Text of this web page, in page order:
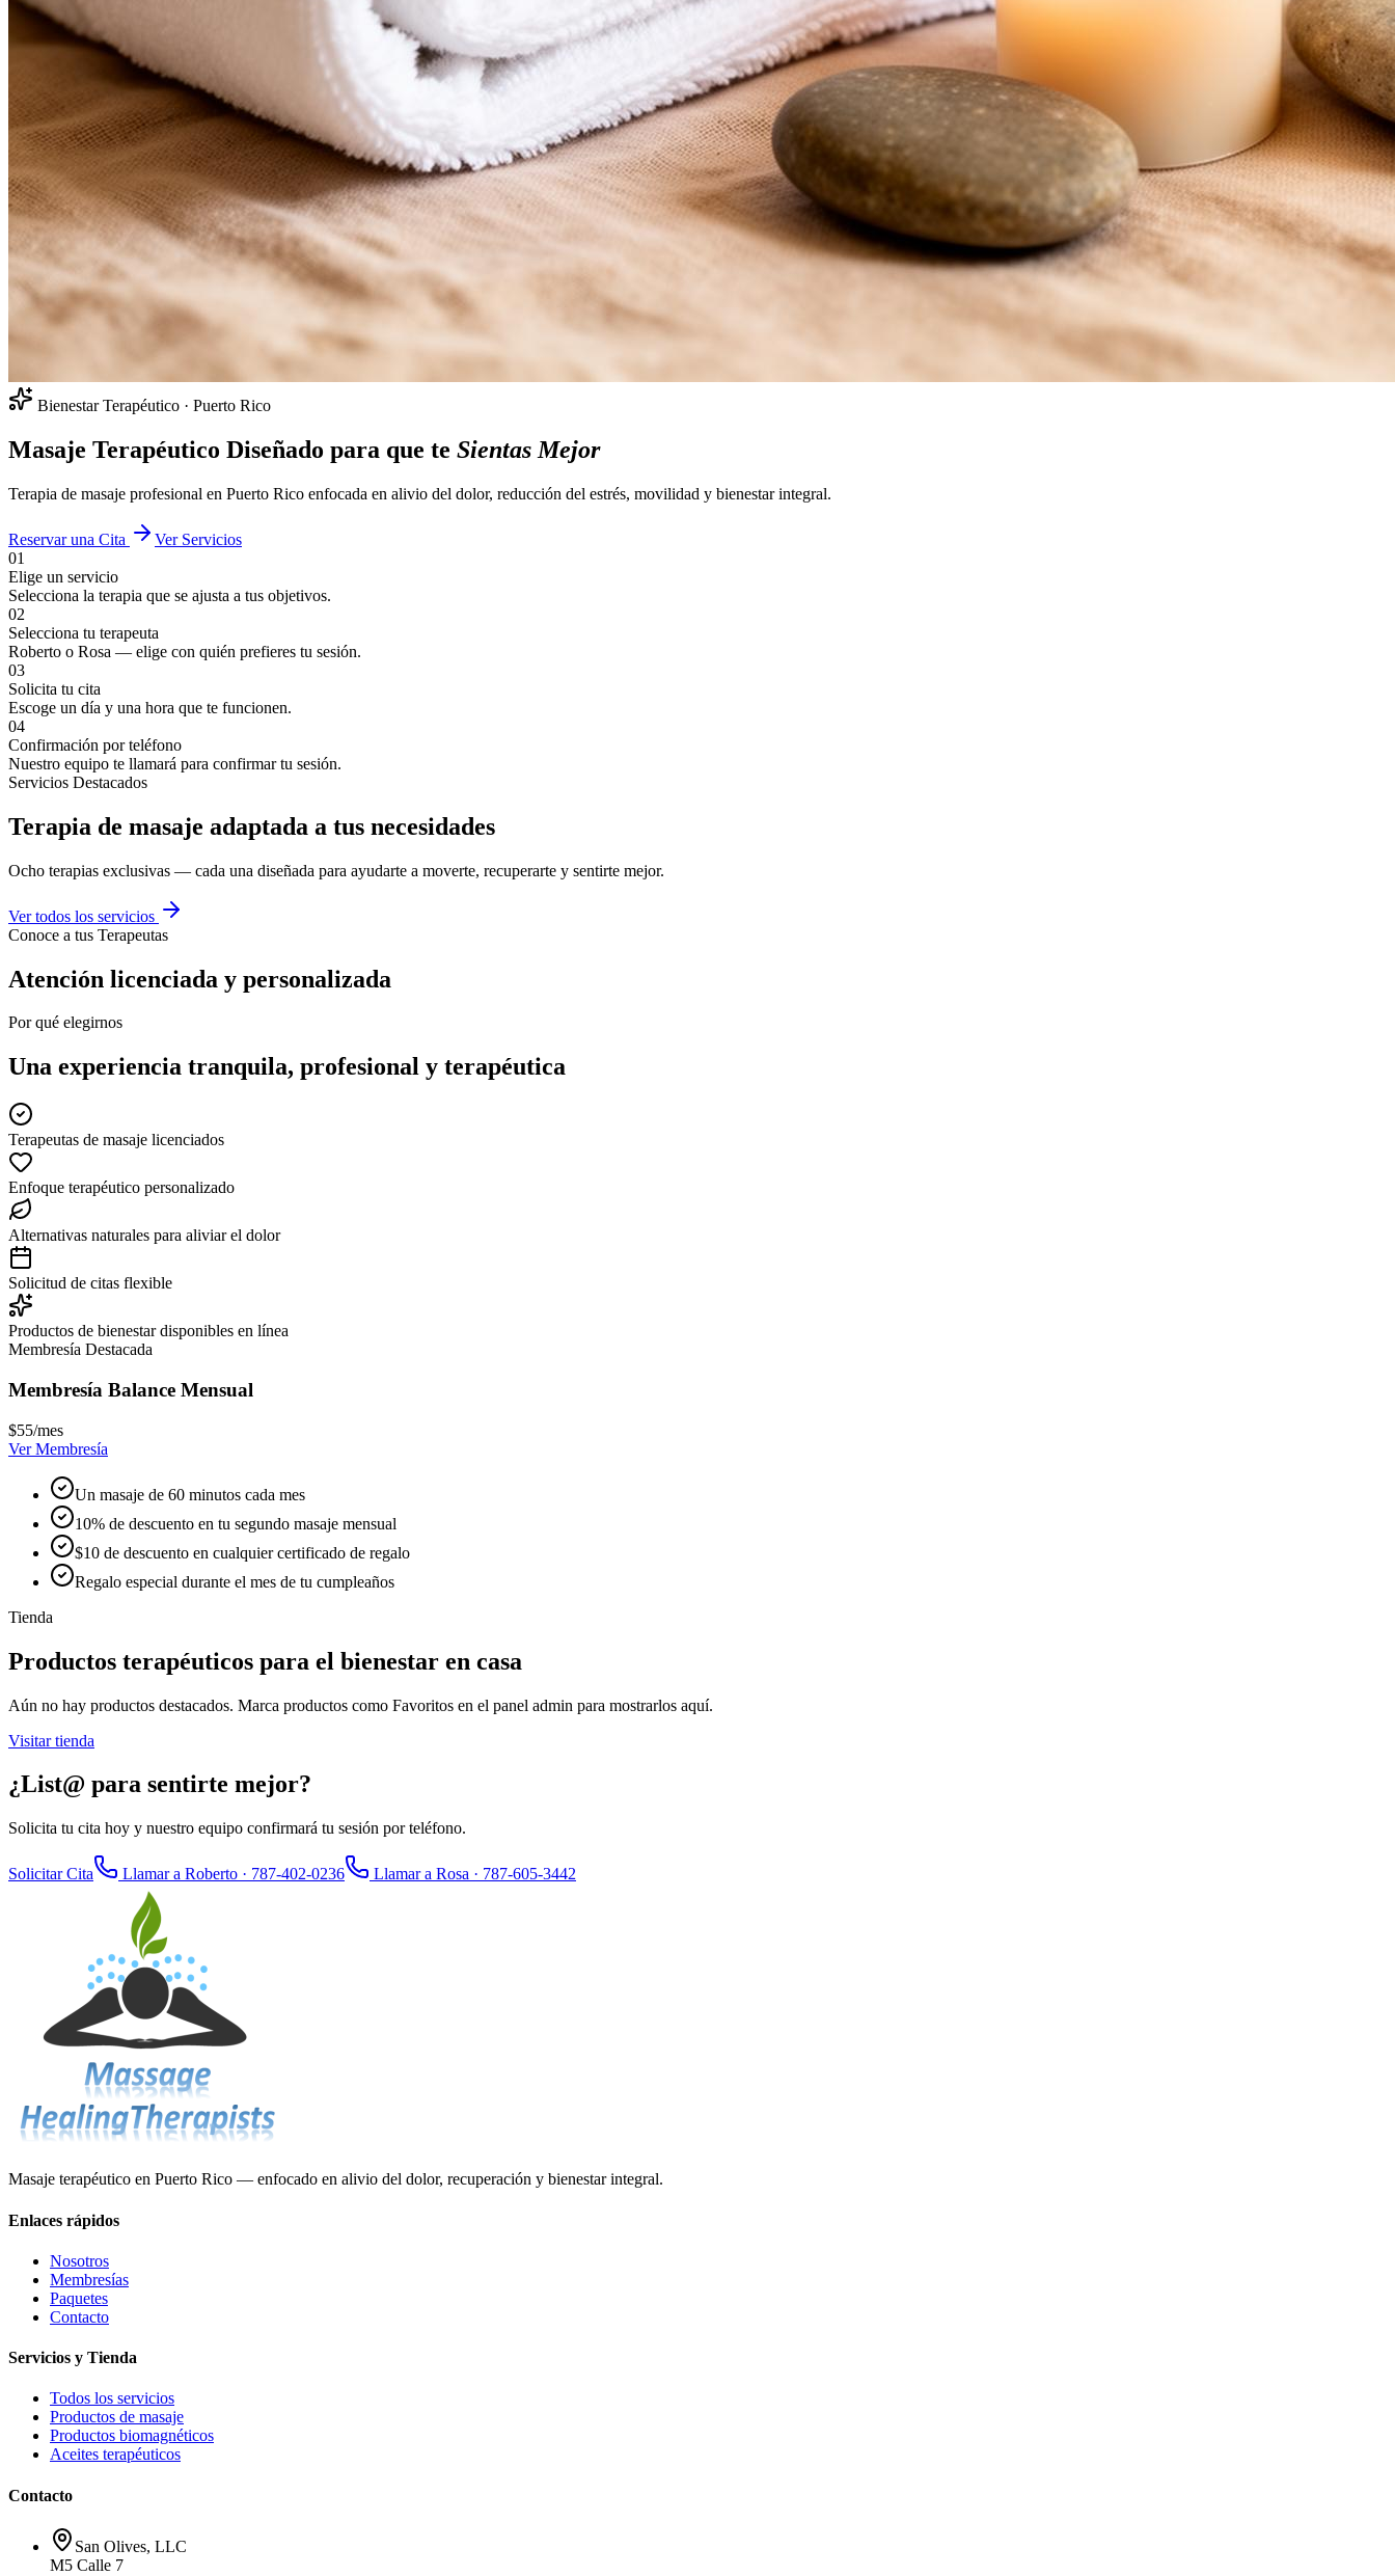
Bienestar Terapéutico · Puerto Rico
Masaje Terapéutico Diseñado para que te Sientas Mejor
Terapia de masaje profesional en Puerto Rico enfocada en alivio del dolor, reducción del estrés, movilidad y bienestar integral.
Reservar una Cita
Ver Servicios
01
Elige un servicio
Selecciona la terapia que se ajusta a tus objetivos.
02
Selecciona tu terapeuta
Roberto o Rosa — elige con quién prefieres tu sesión.
03
Solicita tu cita
Escoge un día y una hora que te funcionen.
04
Confirmación por teléfono
Nuestro equipo te llamará para confirmar tu sesión.
Servicios Destacados
Terapia de masaje adaptada a tus necesidades
Ocho terapias exclusivas — cada una diseñada para ayudarte a moverte, recuperarte y sentirte mejor.
Ver todos los servicios
Conoce a tus Terapeutas
Atención licenciada y personalizada
Por qué elegirnos
Una experiencia tranquila, profesional y terapéutica
Terapeutas de masaje licenciados
Enfoque terapéutico personalizado
Alternativas naturales para aliviar el dolor
Solicitud de citas flexible
Productos de bienestar disponibles en línea
Membresía Destacada
Membresía Balance Mensual
$55/mes
Ver Membresía
Un masaje de 60 minutos cada mes
10% de descuento en tu segundo masaje mensual
$10 de descuento en cualquier certificado de regalo
Regalo especial durante el mes de tu cumpleaños
Tienda
Productos terapéuticos para el bienestar en casa
Aún no hay productos destacados. Marca productos como Favoritos en el panel admin para mostrarlos aquí.
Visitar tienda
¿List@ para sentirte mejor?
Solicita tu cita hoy y nuestro equipo confirmará tu sesión por teléfono.
Solicitar Cita Llamar a Roberto · 787-402-0236 Llamar a Rosa · 787-605-3442
Masaje terapéutico en Puerto Rico — enfocado en alivio del dolor, recuperación y bienestar integral.
Enlaces rápidos
Nosotros
Membresías
Paquetes
Contacto
Servicios y Tienda
Todos los servicios
Productos de masaje
Productos biomagnéticos
Aceites terapéuticos
Contacto
San Olives, LLC
M5 Calle 7